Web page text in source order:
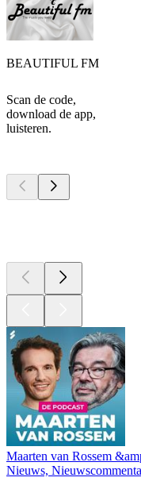
BEAUTIFUL FM
Scan de code,
download de app,
luisteren.
Maarten van Rossem
Nieuws,